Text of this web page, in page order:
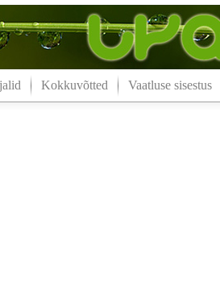
Kokkuvõtted Vaatluse sisestus